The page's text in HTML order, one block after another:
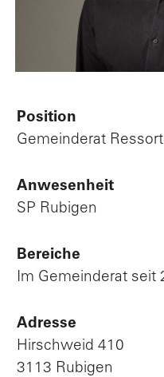
Position
Gemeinderat
Anwesenheit
SP Rubigen
Bereiche
Im Gemeinderat seit
Adresse
Hirschweid 410
3113 Rubigen